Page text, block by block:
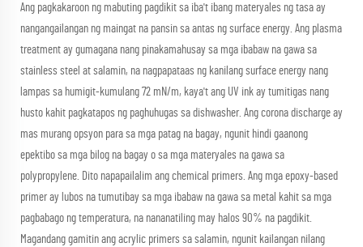
Ang pagkakaroon ng mabuting pagdikit sa iba't ibang materyales ng tasa ay
nangangailangan ng maingat na pansin sa antas ng surface energy. Ang plasma
treatment ay gumagana nang pinakamahusay sa mga ibabaw na gawa sa
stainless steel at salamin, na nagpapataas ng kanilang surface energy nang
lampas sa humigit-kumulang 72 mN/m, kaya't ang UV ink ay tumitigas nang
husto kahit pagkatapos ng paghuhugas sa dishwasher. Ang corona discharge ay
mas murang opsyon para sa mga patag na bagay, ngunit hindi gaanong
epektibo sa mga bilog na bagay o sa mga materyales na gawa sa
polypropylene. Dito napapailalim ang chemical primers. Ang mga epoxy-based
primer ay lubos na tumutibay sa mga ibabaw na gawa sa metal kahit sa mga
pagbabago ng temperatura, na nananatiling may halos 90% na pagdikit.
Magandang gamitin ang acrylic primers sa salamin, ngunit kailangan nilang